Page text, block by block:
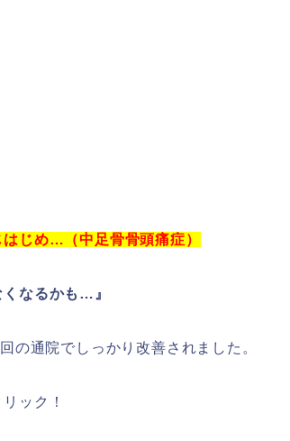
はじめ… （中足骨骨頭痛症）
くなるかも…』
の通院でしっかり改善されました。
ック！